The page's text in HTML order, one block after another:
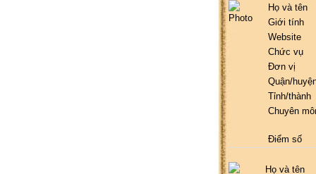
Họ và tên
Giới tính
Website
Chức vụ
Đơn vị
Quận/
Tỉnh/thành
Chuyên
Điểm số
Họ và tên